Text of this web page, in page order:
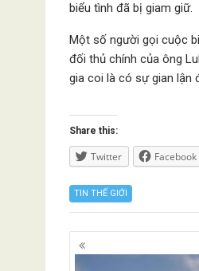
biểu tình đã bị giam giữ.
Một số người gọi cuộc
đối thủ chính của ông
gia coi là có sự gian lận
Share this:
Twitter Facebook
TIN THẾ GIỚI
Posts
navigation